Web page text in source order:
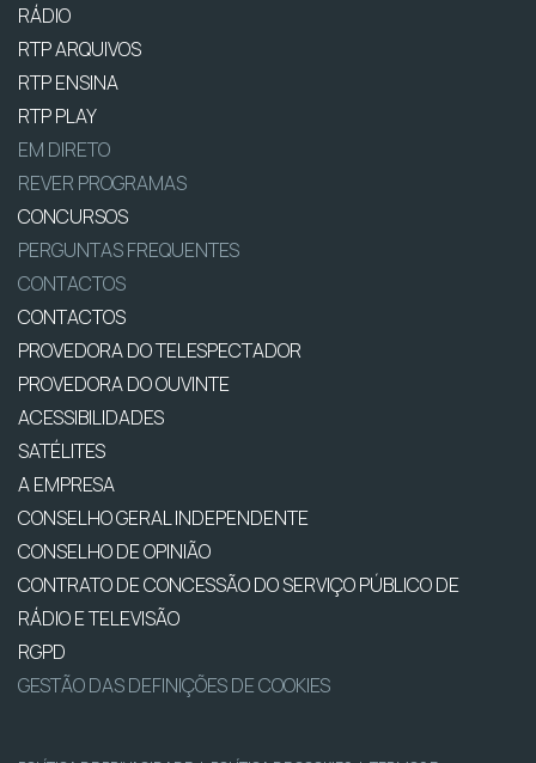
RÁDIO
RTP ARQUIVOS
RTP ENSINA
RTP PLAY
EM DIRETO
REVER PROGRAMAS
CONCURSOS
PERGUNTAS FREQUENTES
CONTACTOS
CONTACTOS
PROVEDORA DO TELESPECTADOR
PROVEDORA DO OUVINTE
ACESSIBILIDADES
SATÉLITES
A EMPRESA
CONSELHO GERAL INDEPENDENTE
CONSELHO DE OPINIÃO
CONTRATO DE CONCESSÃO DO SERVIÇO PÚBLICO DE
RÁDIO E TELEVISÃO
RGPD
GESTÃO DAS DEFINIÇÕES DE COOKIES